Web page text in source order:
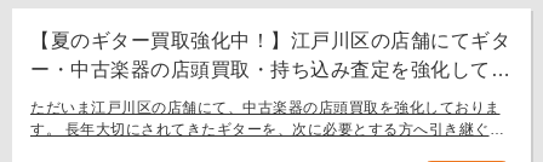
【夏のギター買取強化中！】江戸川区の店舗にてギタ
ー・中古楽器の店頭買取・持ち込み査定を強化してお
ります。
ただいま江戸川区の店舗にて、中古楽器の店頭買取を強化しておりま
す。 長年大切にされてきたギターを、次に必要とする方へ引き継ぐお